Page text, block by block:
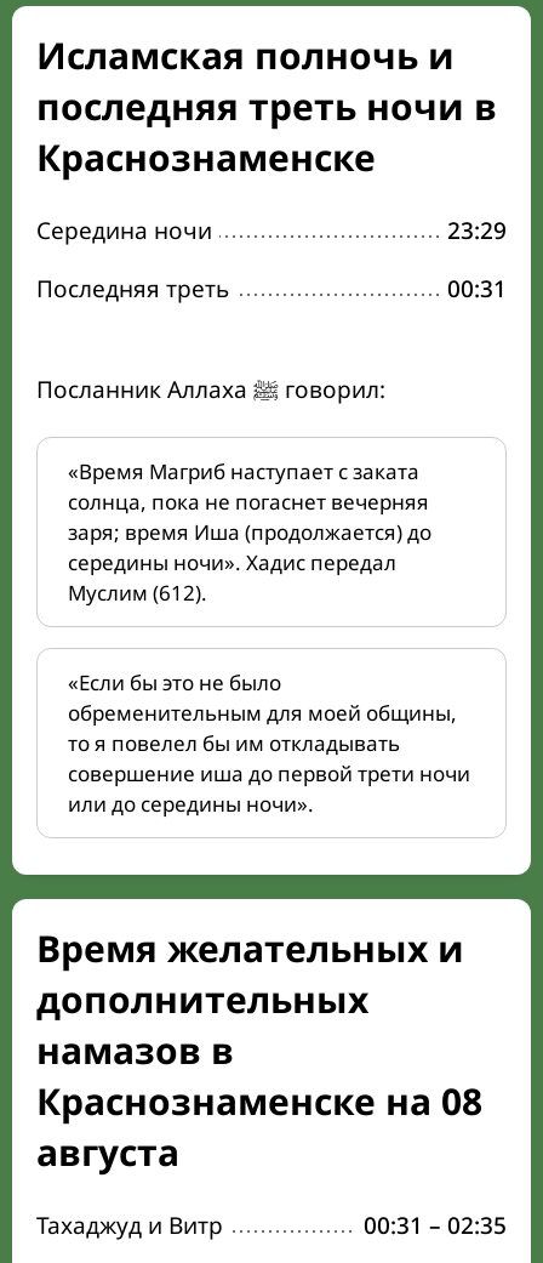
Исламская полночь и
последняя треть ночи в
Краснознаменске
Середина ночи
23:29
Последняя треть
00:31
Посланник Аллаха ﷺ говорил:
«Время Магриб наступает с заката
солнца, пока не погаснет вечерняя
заря; время Иша (продолжается) до
середины ночи». Хадис передал
Муслим (612).
«Если бы это не было
обременительным для моей общины,
то я повелел бы им откладывать
совершение иша до первой трети ночи
или до середины ночи».
Время желательных и
дополнительных
намазов в
Краснознаменске на 08
августа
Тахаджуд и Витр 00:31 – 02:35